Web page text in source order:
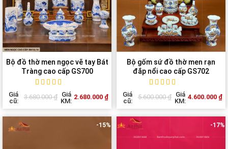
Bộ đồ thờ men ngọc vẽ tay Bát
Tràng cao cấp GS700
5 out of
5 based on
Giá
cũ:
3.680.000₫
Giá
KM:
2.680.000 ₫
Bộ gốm sứ đồ thờ men rạn
đắp nổi cao cấp GS702
5 out of
5 based on
Giá
cũ:
5.600.000₫
Giá
KM:
4.600.000 ₫
-15% -17%